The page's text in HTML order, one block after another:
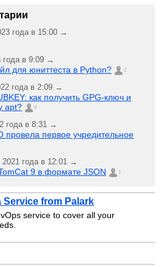
года в 15:00 →
года в 9:09 →
для юниттеста в Python? 2
года в 2:09 →
как получить GPG-ключ и
apt?
6
года в 8:31 →
первое учредительное
2021 года в 12:01 →
9 в формате JSON 1
Service from Palark
service to cover all your